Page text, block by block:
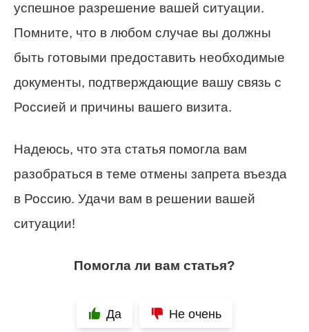
успешное разрешение вашей ситуации.
Помните, что в любом случае вы должны
быть готовыми предоставить необходимые
документы, подтверждающие вашу связь с
Россией и причины вашего визита.
Надеюсь, что эта статья помогла вам
разобраться в теме отмены запрета въезда
в Россию. Удачи вам в решении вашей
ситуации!
Помогла ли вам статья?
Да Не очень